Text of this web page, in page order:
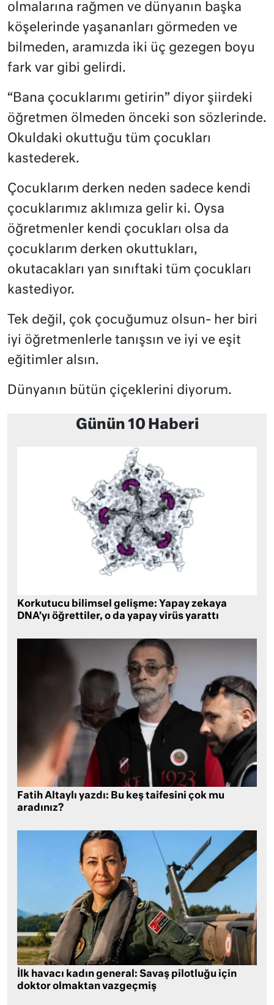
olmalarına rağmen ve dünyanın başka
köşelerinde yaşananları görmeden ve
bilmeden, aramızda iki üç gezegen boyu
fark var gibi gelirdi.
“Bana çocuklarımı getirin” diyor şiirdeki
öğretmen ölmeden önceki son sözlerinde.
Okuldaki okuttuğu tüm çocukları
kastederek.
Çocuklarım derken neden sadece kendi
çocuklarımız aklımıza gelir ki. Oysa
öğretmenler kendi çocukları olsa da
çocuklarım derken okuttukları,
okutacakları yan sınıftaki tüm çocukları
kastediyor.
Tek değil, çok çocuğumuz olsun- her biri
iyi öğretmenlerle tanışsın ve iyi ve eşit
eğitimler alsın.
Dünyanın bütün çiçeklerini diyorum.
Günün 10 Haberi
Korkutucu bilimsel gelişme: Yapay zekaya
DNA’yı öğrettiler, o da yapay virüs yarattı
Fatih Altaylı yazdı: Bu keş taifesini çok mu
aradınız?
İlk havacı kadın general: Savaş pilotluğu için
doktor olmaktan vazgeçmiş